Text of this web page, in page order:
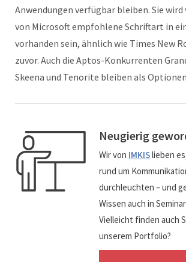
Anwendungen verfügbar bleiben. Sie
von Microsoft empfohlene Schriftart in
vorhanden sein, ähnlich wie Times New
zuvor. Auch die Aptos-Konkurrenten
Skeena und Tenorite bleiben als
Neugierig
Wir von IMKISlieben
rund um
durchleuchten – und
Wissen auch in
Vielleicht finden auch
unserem Portfolio?